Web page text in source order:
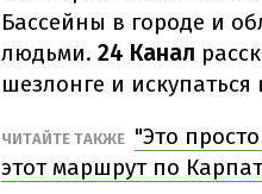
Бассейны в городе и
людьми. 24 Канал
шезлонге и
ЧИТАЙТЕ ТАКЖЕ "Это
этот маршрут по